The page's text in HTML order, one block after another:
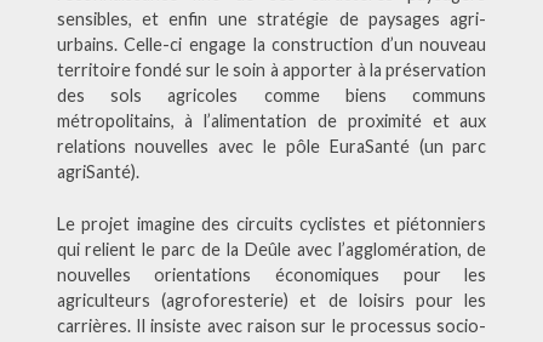
sensibles, et enfin une stratégie de paysages agri-
urbains. Celle-ci engage la construction d’un nouveau
territoire fondé sur le soin à apporter à la préservation
des sols agricoles comme biens communs
métropolitains, à l’alimentation de proximité et aux
relations nouvelles avec le pôle EuraSanté (un parc
agriSanté).
Le projet imagine des circuits cyclistes et piétonniers
qui relient le parc de la Deûle avec l’agglomération, de
nouvelles orientations économiques pour les
agriculteurs (agroforesterie) et de loisirs pour les
carrières. Il insiste avec raison sur le processus socio-